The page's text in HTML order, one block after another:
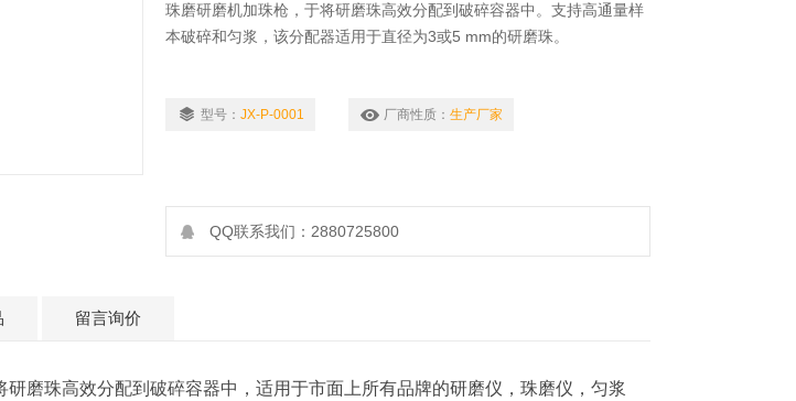
珠磨研磨机加珠枪，于将研磨珠高效分配到破碎容器中。支持高通量样
本破碎和匀浆，该分配器适用于直径为3或5 mm的研磨珠。
型号： JX-P-0001 厂商性质： 生产厂家
QQ联系我们：2880725800
留言询价
研磨珠高效分配到破碎容器中，适用于市面上所有品牌的研磨仪，珠磨仪，匀浆